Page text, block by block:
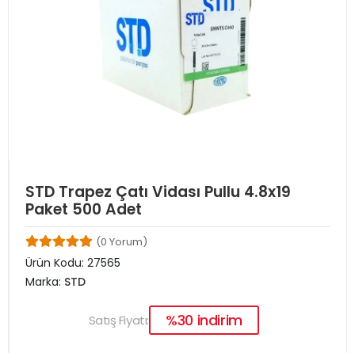
STD Trapez Çatı Vidası Pullu 4.8x19
Paket 500 Adet
(0 Yorum)
Ürün Kodu: 27565
Marka: STD
Satış Fiyatı: %30 indirim